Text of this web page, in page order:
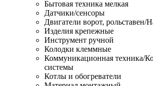
Бытовая техника мелкая
Датчики/сенсоры
Двигатели ворот,
Изделия крепежные
Инструмент ручной
Колодки клеммные
Коммуникационная техника/
системы
Котлы и обогреватели